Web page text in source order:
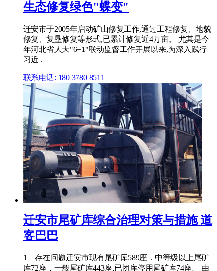
生态修复绿色"蝶变"
迁安市于2005年启动矿山修复工作,通过工程修复、地貌
修复、复垦修复等形式,已累计修复近4万亩。 尤其是今
年河北省人大"6+1"联动监督工作开展以来,为深入践行
习近 .
联系电话: 180 3780 8511
迁安市尾矿库综合治理对策与措施 道
客巴巴
1．存在问题迁安市现有尾矿库589座．中等级以上尾矿
库72座．一般尾矿库443座,已闭库停用尾矿库74座。 由